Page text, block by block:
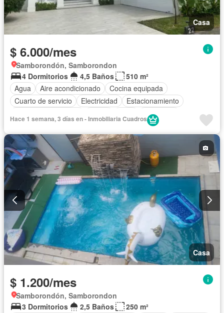
Casa
$ 6.000/mes
Samborondón, Samborondon
4 Dormitorios
4,5 Baños
510 m²
Agua
Aire acondicionado
Cocina equipada
Cuarto de servicio
Electricidad
Estacionamiento
Seguridad
Hace 1 semana, 3 días en - Inmobiliaria Cuadros
Casa
$ 1.200/mes
Samborondón, Samborondon
3 Dormitorios
2,5 Baños
250 m²